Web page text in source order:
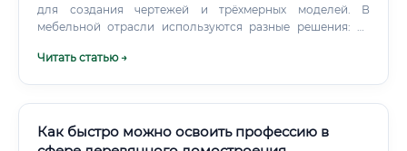
для создания чертежей и трёхмерных моделей. В
мебельной отрасли используются разные решения: от
инженерных платформ.
Читать статью →
Как быстро можно освоить профессию в